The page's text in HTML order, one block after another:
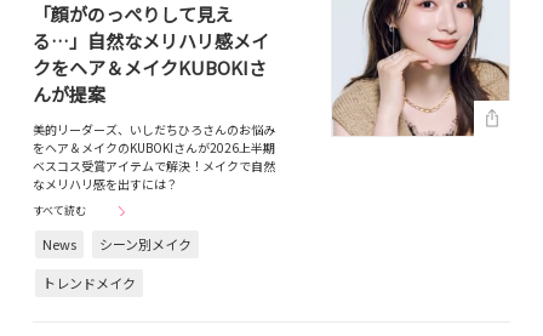
「顔がのっぺりして見え
る…」自然なメリハリ感メイ
クをヘア＆メイクKUBOKIさ
んが提案
美的リーダーズ、いしだちひろさんのお悩み
をヘア＆メイクのKUBOKIさんが2026上半期
ベスコス受賞アイテムで解決！メイクで自然
なメリハリ感を出すには？
すべて読む
News
シーン別メイク
トレンドメイク